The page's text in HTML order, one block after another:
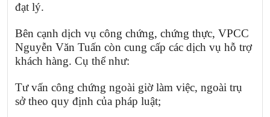
đạt lý.
Bên cạnh dịch vụ công chứng, chứng thực, VPCC
Nguyễn Văn Tuấn còn cung cấp các dịch vụ hỗ trợ
khách hàng. Cụ thể như:
Tư vấn công chứng ngoài giờ làm việc, ngoài trụ
sở theo quy định của pháp luật;